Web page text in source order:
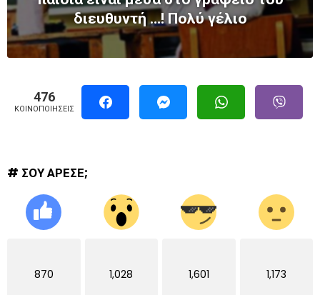
διευθυντή …! Πολύ γέλιο
476
ΚΟΙΝΟΠΟΙΉΣΕΙΣ
# ΣΟΥ ΑΡΕΣΕ;
870 1,028 1,601 1,173